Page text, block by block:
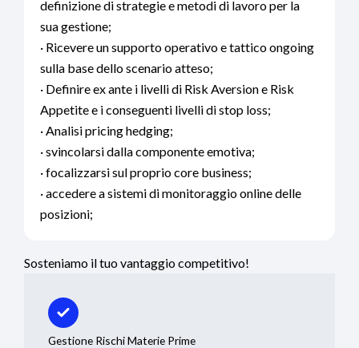
definizione di strategie e metodi di lavoro per la
sua gestione;
· Ricevere un supporto operativo e tattico ongoing
sulla base dello scenario atteso;
· Definire ex ante i livelli di Risk Aversion e Risk
Appetite e i conseguenti livelli di stop loss;
· Analisi pricing hedging;
· svincolarsi dalla componente emotiva;
· focalizzarsi sul proprio core business;
· accedere a sistemi di monitoraggio online delle
posizioni;
Sosteniamo il tuo vantaggio competitivo!
Gestione Rischi Materie Prime